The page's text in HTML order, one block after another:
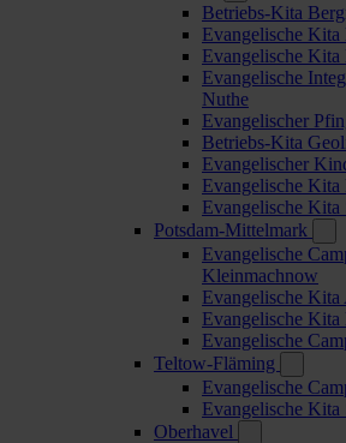
Betriebs-Kita
Evangelische Kita
Evangelische
Evangelische
Nuthe
Evangelischer
Betriebs-Kita
Evangelischer
Evangelische Kita
Evangelische Kita
Potsdam-Mittelmark
Evangelische
Kleinmachnow
Evangelische Kita
Evangelische
Evangelische
Teltow-Fläming
Evangelische
Evangelische
Oberhavel